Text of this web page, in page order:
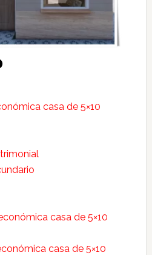
casa de 5×10
casa de 5×10
casa de 5×10